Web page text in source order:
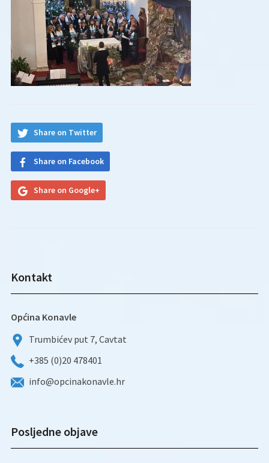
Share on Twitter
Share on Facebook
Share on Google+
Kontakt
Općina Konavle
Trumbićev put 7, Cavtat
+385 (0)20 478401
info@opcinakonavle.hr
Posljedne objave